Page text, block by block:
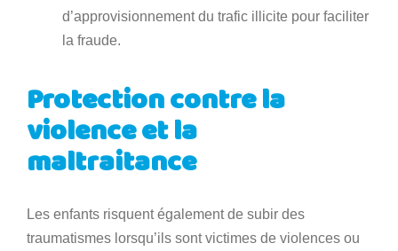
d’approvisionnement du trafic illicite pour faciliter
la fraude.
Protection contre la
violence et la
maltraitance
Les enfants risquent également de subir des
traumatismes lorsqu’ils sont victimes de violences ou